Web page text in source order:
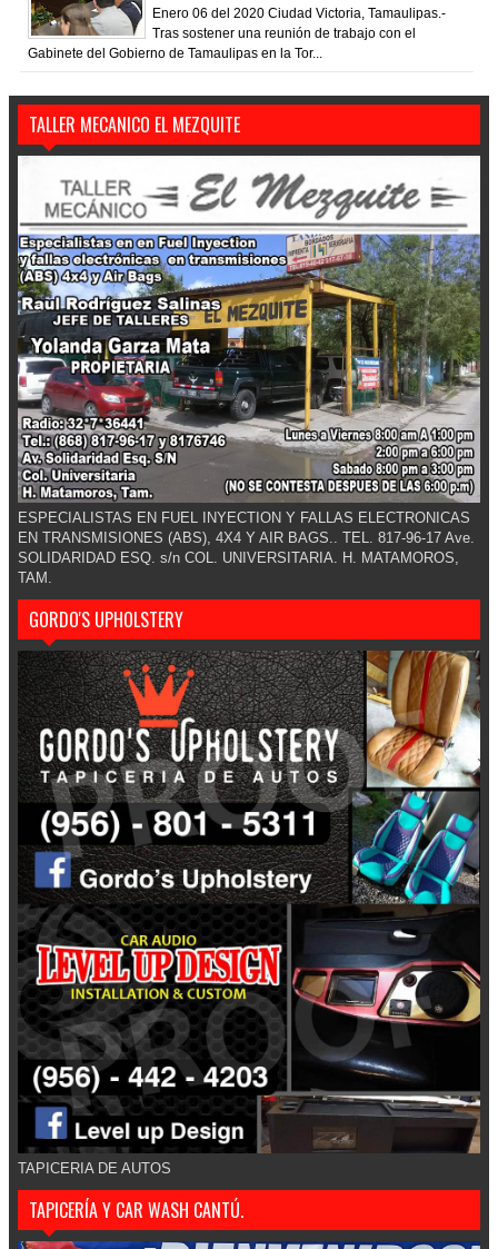
Enero 06 del 2020 Ciudad Victoria, Tamaulipas.-
Tras sostener una reunión de trabajo con el
Gabinete del Gobierno de Tamaulipas en la Tor...
TALLER MECANICO EL MEZQUITE
ESPECIALISTAS EN FUEL INYECTION Y FALLAS ELECTRONICAS
EN TRANSMISIONES (ABS), 4X4 Y AIR BAGS.. TEL. 817-96-17 Ave.
SOLIDARIDAD ESQ. s/n COL. UNIVERSITARIA. H. MATAMOROS,
TAM.
GORDO'S UPHOLSTERY
TAPICERIA DE AUTOS
TAPICERÍA Y CAR WASH CANTÚ.